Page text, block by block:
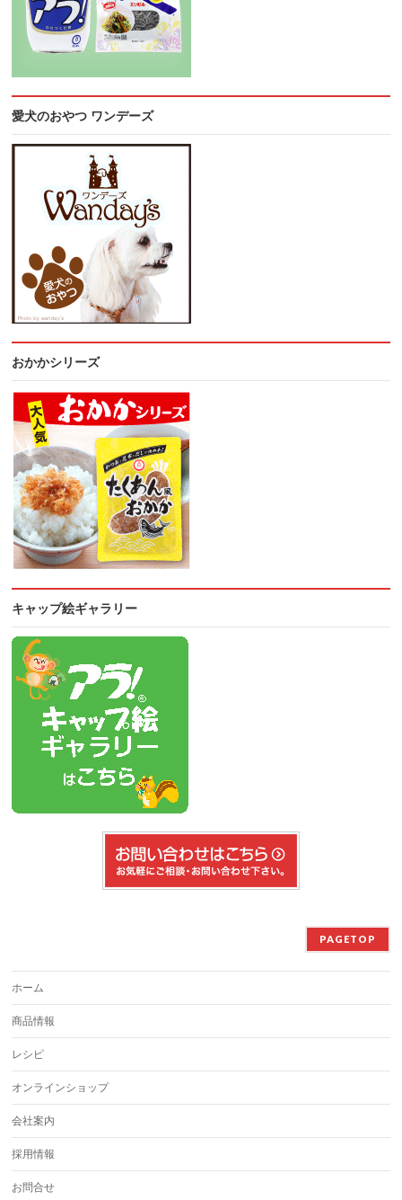
愛犬のおやつ ワンデーズ
おかかシリーズ
キャップ絵ギャラリー
PAGETOP
ホーム
商品情報
レシピ
オンラインショップ
会社案内
採用情報
お問合せ